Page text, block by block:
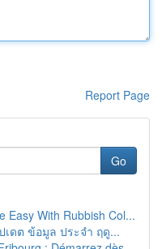
Report Page
Go
Easy With Rubbish Col...
เดต ข้อมูล ประจำ ฤดู...